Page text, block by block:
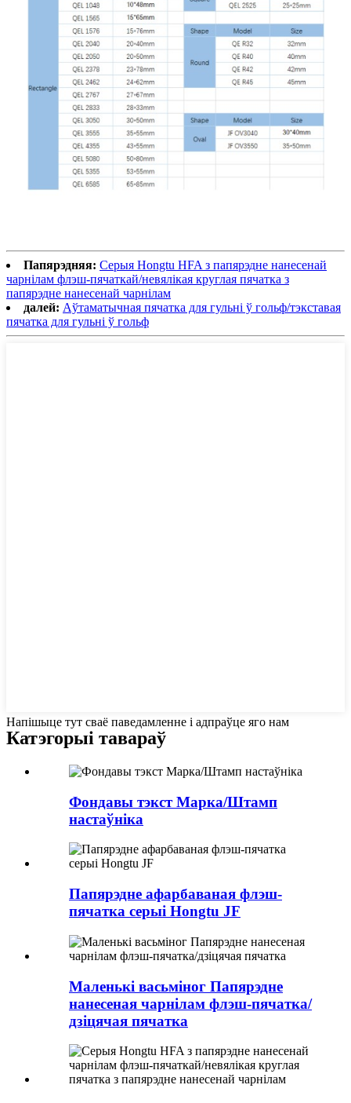
Папярэдняя: Серыя Hongtu HFA з папярэдне нанесенай
чарнілам флэш-пячаткай/невялікая круглая пячатка з
папярэдне нанесенай чарнілам
далей: Аўтаматычная пячатка для гульні ў гольф/тэкставая
пячатка для гульні ў гольф
Напішыце тут сваё паведамленне і адпраўце яго нам
Катэгорыі тавараў
Фондавы тэкст Марка/Штамп
настаўніка
Папярэдне афарбаваная флэш-
пячатка серыі Hongtu JF
Маленькі васьміног Папярэдне
нанесеная чарнілам флэш-пячатка/
дзіцячая пячатка